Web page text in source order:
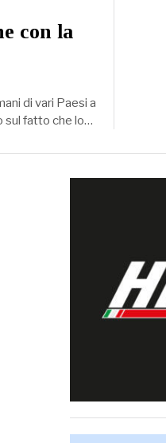
con la
di vari Paesi a
sul fatto che lo…